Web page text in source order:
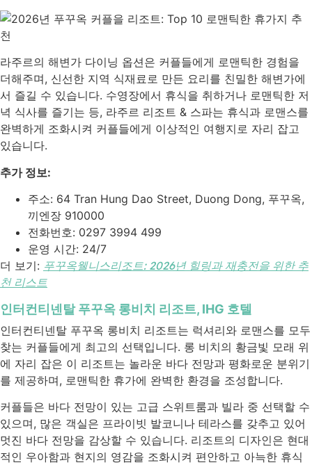
라주르의 해변가 다이닝 옵션은 커플들에게 로맨틱한 경험을
더해주며, 신선한 지역 식재료로 만든 요리를 친밀한 해변가에
서 즐길 수 있습니다. 수영장에서 휴식을 취하거나 로맨틱한 저
녁 식사를 즐기는 등, 라주르 리조트 & 스파는 휴식과 로맨스를
완벽하게 조화시켜 커플들에게 이상적인 여행지로 자리 잡고
있습니다.
추가 정보:
주소: 64 Tran Hung Dao Street, Duong Dong, 푸꾸옥,
끼엔장 910000
전화번호: 0297 3994 499
운영 시간: 24/7
더 보기: 푸꾸옥웰니스리조트: 2026년 힐링과 재충전을 위한 추
천 리스트
인터컨티넨탈 푸꾸옥 롱비치 리조트, IHG 호텔
인터컨티넨탈 푸꾸옥 롱비치 리조트는 럭셔리와 로맨스를 모두
찾는 커플들에게 최고의 선택입니다. 롱 비치의 황금빛 모래 위
에 자리 잡은 이 리조트는 놀라운 바다 전망과 평화로운 분위기
를 제공하며, 로맨틱한 휴가에 완벽한 환경을 조성합니다.
커플들은 바다 전망이 있는 고급 스위트룸과 빌라 중 선택할 수
있으며, 많은 객실은 프라이빗 발코니나 테라스를 갖추고 있어
멋진 바다 전망을 감상할 수 있습니다. 리조트의 디자인은 현대
적인 우아함과 현지의 영감을 조화시켜 편안하고 아늑한 휴식